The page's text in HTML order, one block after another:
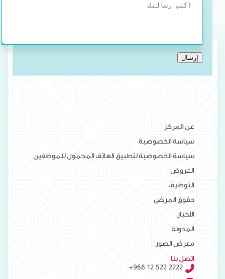
إرسال
عن المركز
سياسة الخصوصية
سياسة الخصوصية لتطبيق الهاتف المحمول للموظفين
العروض
التوظيف
حقوق المرضى
الأخبار
المدونة
معرض الصور
اتصل بنا
+966 12 522 2222